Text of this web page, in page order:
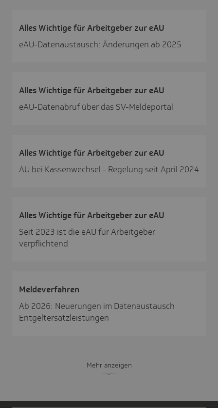
Alles Wich­tige für Arbeit­geber zur eAU
eAU-Datenaustausch: Änderungen ab 2025
Alles Wich­tige für Arbeit­geber zur eAU
eAU-Datenabruf über das SV-Meldeportal
Alles Wich­tige für Arbeit­geber zur eAU
AU bei Kassenwechsel - Regelung seit April 2024
Alles Wich­tige für Arbeit­geber zur eAU
Seit 2023 ist die eAU für Arbeitgeber
verpflichtend
Melde­ver­fahren
Ab 2026: Neuerungen im Datenaustausch
Entgeltersatzleistungen
Mehr anzeigen